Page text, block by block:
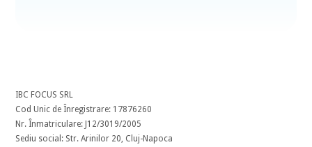
IBC FOCUS SRL
Cod Unic de Înregistrare: 17876260
Nr. Înmatriculare: J12/3019/2005
Sediu social: Str. Arinilor 20, Cluj-Napoca